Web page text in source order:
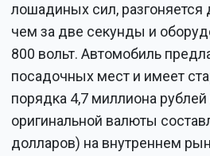
лошадиных сил,
чем за две секунды и
800 вольт. Автомобиль
посадочных мест и имеет
порядка 4,7 миллиона
оригинальной валюты
долларов) на внутреннем